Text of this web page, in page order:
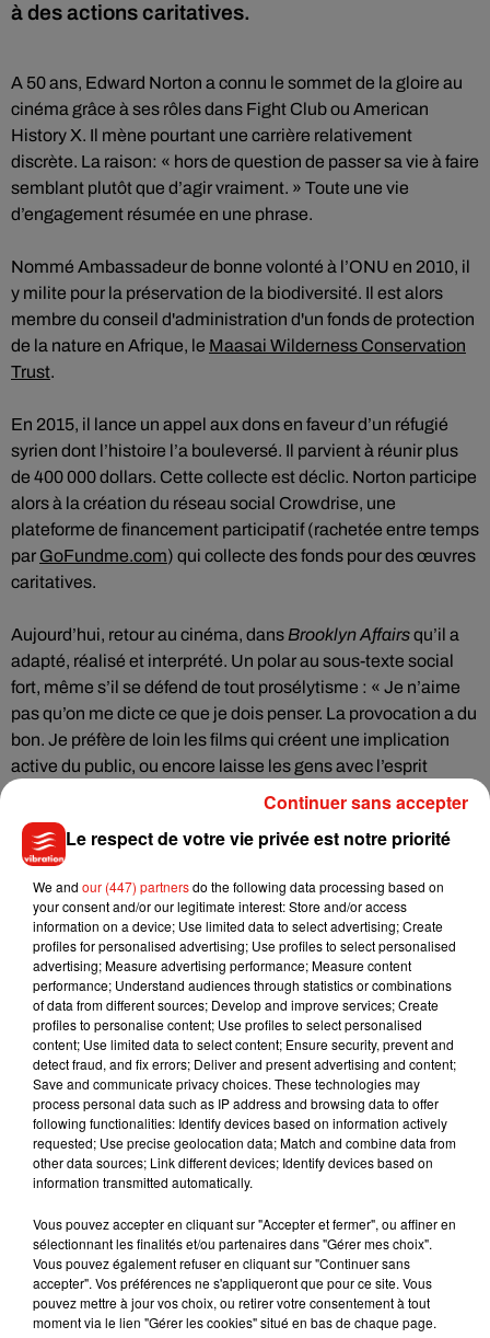
à des actions caritatives.
A 50 ans, Edward Norton a connu le sommet de la gloire au
cinéma grâce à ses rôles dans Fight Club ou American
History X. Il mène pourtant une carrière relativement
discrète. La raison: « hors de question de passer sa vie à faire
semblant plutôt que d’agir vraiment. » Toute une vie
d’engagement résumée en une phrase.
Nommé Ambassadeur de bonne volonté à l’ONU en 2010, il
y milite pour la préservation de la biodiversité. Il est alors
membre du conseil d'administration d'un fonds de protection
de la nature en Afrique, le Maasai Wilderness Conservation
Trust.
En 2015, il lance un appel aux dons en faveur d’un réfugié
syrien dont l’histoire l’a bouleversé. Il parvient à réunir plus
de 400 000 dollars. Cette collecte est déclic. Norton participe
alors à la création du réseau social Crowdrise, une
plateforme de financement participatif (rachetée entre temps
par GoFundme.com) qui collecte des fonds pour des œuvres
caritatives.
Aujourd’hui, retour au cinéma, dans Brooklyn Affairsqu’il a
adapté, réalisé et interprété. Un polar au sous-texte social
fort, même s’il se défend de tout prosélytisme : « Je n’aime
pas qu’on me dicte ce que je dois penser. La provocation a du
bon. Je préfère de loin les films qui créent une implication
active du public, ou encore laisse les gens avec l’esprit
alerte. De manière générale, les choses dont nous nous
souvenons sont celles auxquelles on a dû un tant soit peu
réfléchir. »
Message reçu. On va y réfléchir...
Retrouvez cette séquence en podcast
Musique
7 août 2026
Julien Lieb s’essaye à la vie de chatelain
dans son nouveau clip
7 août 2026
Madonna sort enfin le remix de « Love
Sensation » avec Kylie Minogue
Le respect de votre vie privée est notre priorité
We and our (447) partnersdo the following data processing based on
your consent and/or our legitimate interest: Store and/or access
information on a device; Use limited data to select advertising; Create
profiles for personalised advertising; Use profiles to select personalised
advertising; Measure advertising performance; Measure content
performance; Understand audiences through statistics or combinations
of data from different sources; Develop and improve services; Create
profiles to personalise content; Use profiles to select personalised
content; Use limited data to select content; Ensure security, prevent and
detect fraud, and fix errors; Deliver and present advertising and content;
Save and communicate privacy choices. These technologies may
process personal data such as IP address and browsing data to offer
following functionalities: Identify devices based on information actively
requested; Use precise geolocation data; Match and combine data from
other data sources; Link different devices; Identify devices based on
information transmitted automatically.
Vous pouvez accepter en cliquant sur "Accepter et fermer", ou affiner en
sélectionnant les finalités et/ou partenaires dans "Gérer mes choix".
Vous pouvez également refuser en cliquant sur "Continuer sans
accepter". Vos préférences ne s'appliqueront que pour ce site. Vous
pouvez mettre à jour vos choix, ou retirer votre consentement à tout
moment via le lien "Gérer les cookies" situé en bas de chaque page.
Continuer sans accepter